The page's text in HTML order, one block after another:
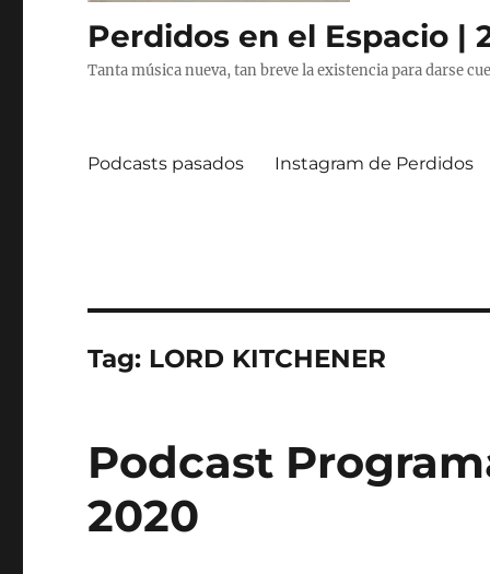
Perdidos en el Espacio |
Tanta música nueva, tan breve la existencia para darse
Podcasts pasados Instagram de Perdidos
Tag: LORD KITCHENER
Podcast
2020